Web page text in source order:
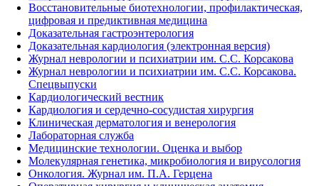
Восстановительные биотехнологии, профилактическая,
цифровая и предиктивная медицина
Доказательная гастроэнтерология
Доказательная кардиология (электронная версия)
Журнал неврологии и психиатрии им. С.С. Корсакова
Журнал неврологии и психиатрии им. С.С. Корсакова.
Спецвыпуски
Кардиологический вестник
Кардиология и сердечно-сосудистая хирургия
Клиническая дерматология и венерология
Лабораторная служба
Медицинские технологии. Оценка и выбор
Молекулярная генетика, микробиология и вирусология
Онкология. Журнал им. П.А. Герцена